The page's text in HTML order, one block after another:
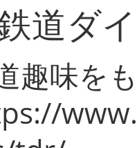
道ダ
趣味を